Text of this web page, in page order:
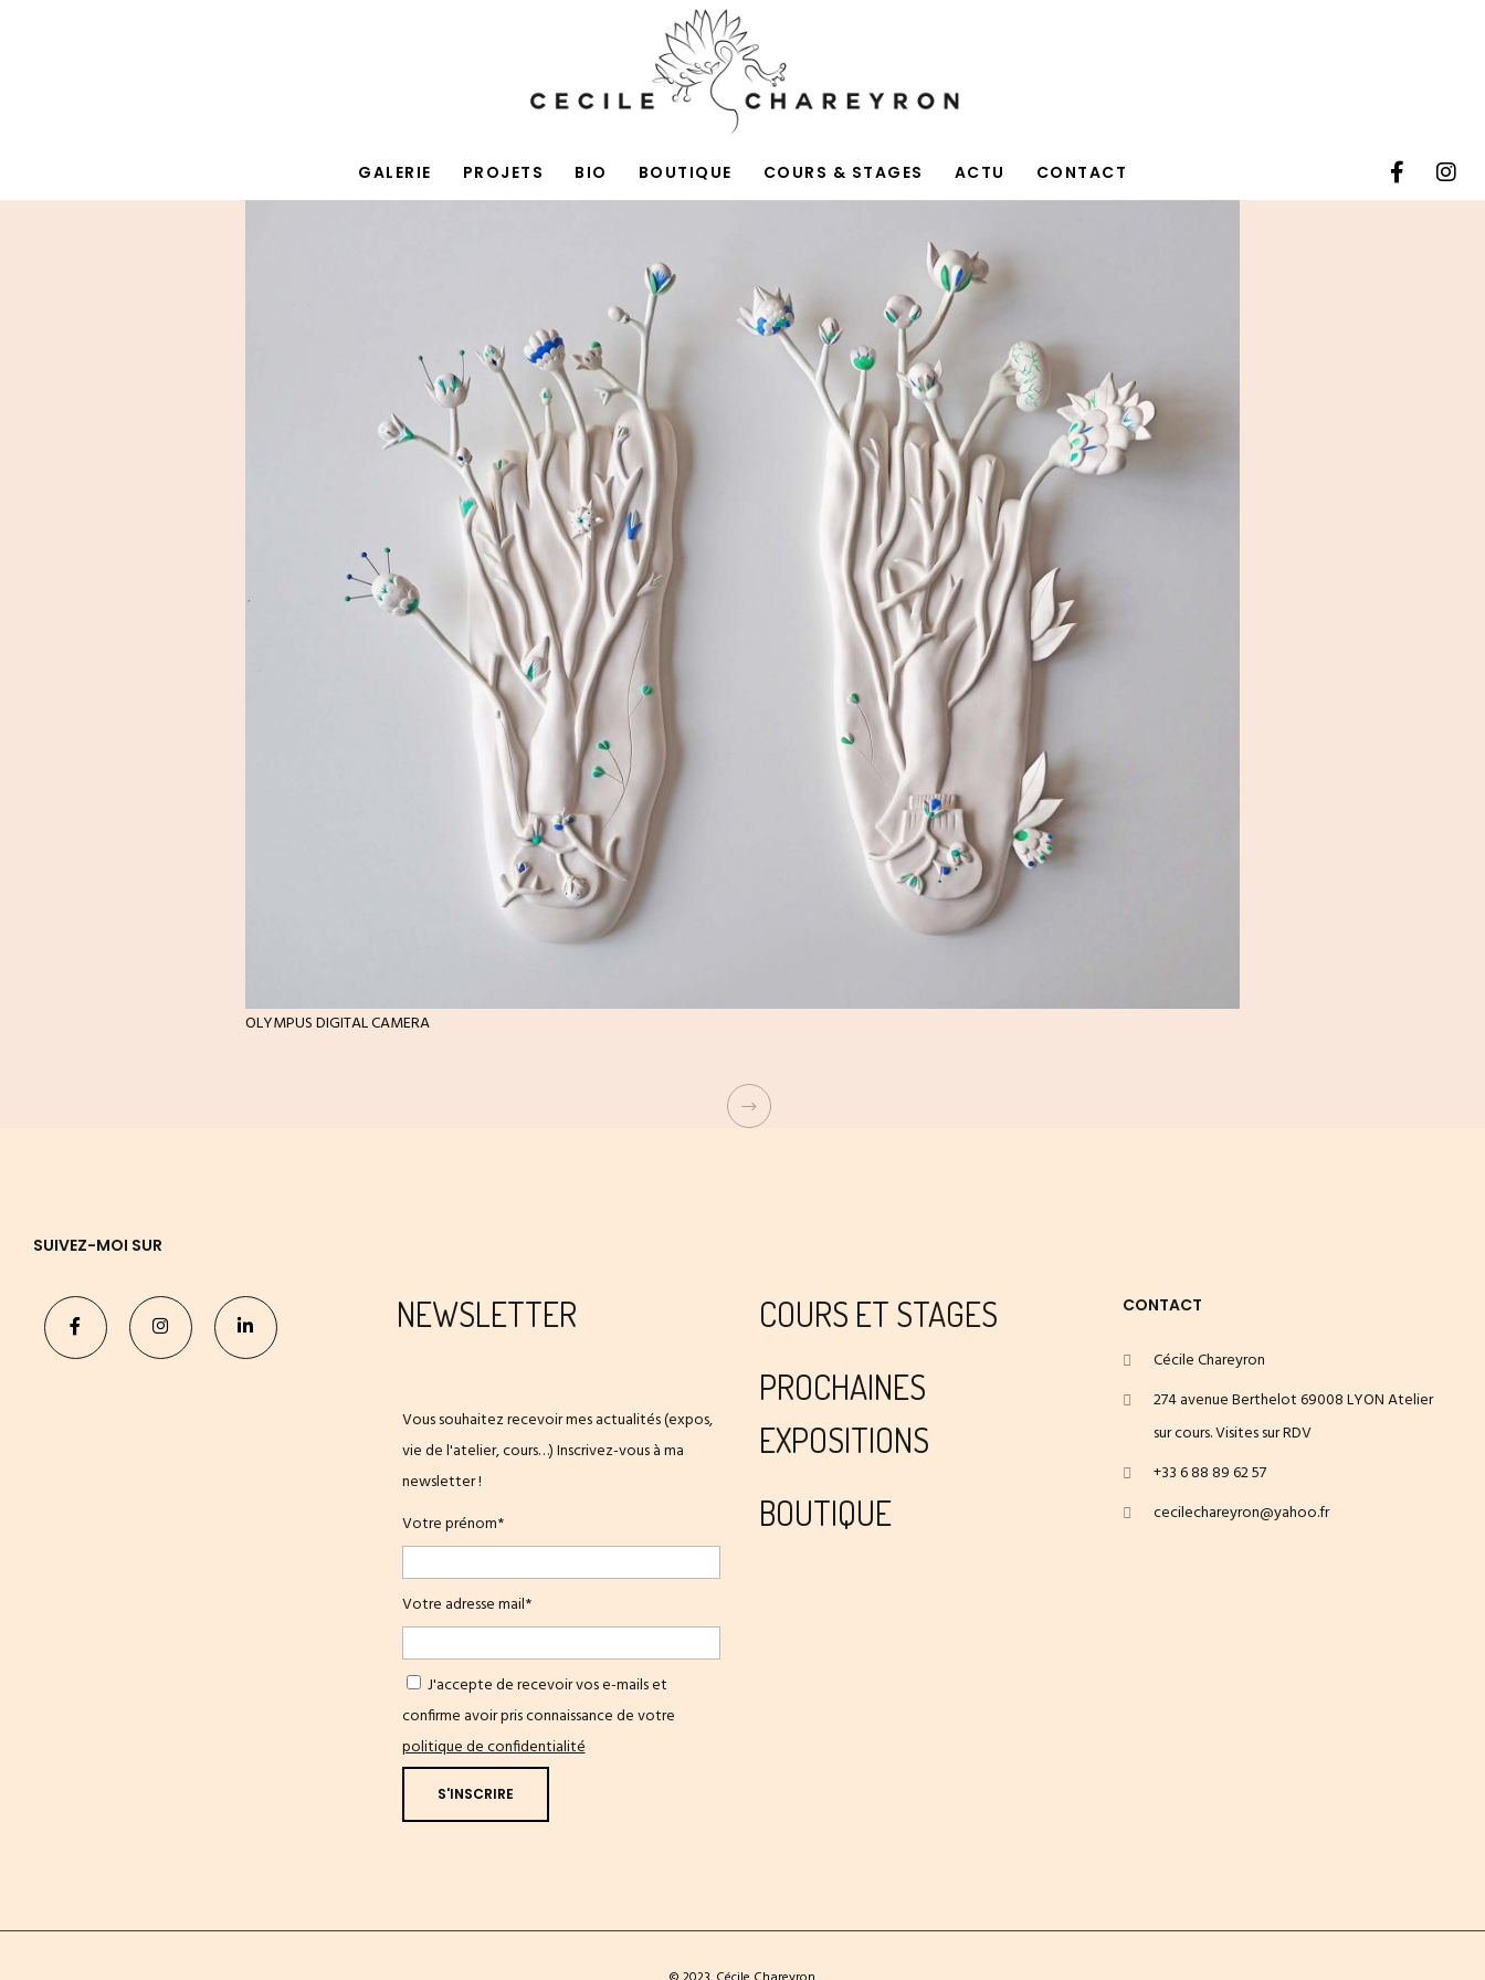
GALERIE PROJETS BIO BOUTIQUE COURS & STAGES ACTU CONTACT
OLYMPUS DIGITAL CAMERA
SUIVEZ-MOI SUR
NEWSLETTER
Vous souhaitez recevoir mes actualités (expos,
vie de l'atelier, cours…) Inscrivez-vous à ma
newsletter !
Votre prénom*
Votre adresse mail*
J'accepte de recevoir vos e-mails et
confirme avoir pris connaissance de votre
politique de confidentialité
COURS ET STAGES
PROCHAINES
EXPOSITIONS
BOUTIQUE
CONTACT
Cécile Chareyron
274 avenue Berthelot 69008 LYON Atelier
sur cours. Visites sur RDV
+33 6 88 89 62 57
cecilechareyron@yahoo.fr